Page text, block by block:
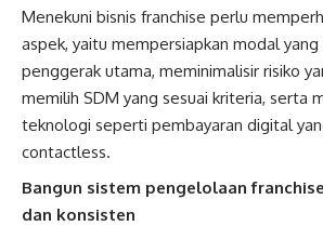
Menekuni bisnis franchise perlu
aspek, yaitu mempersiapkan modal yang
penggerak utama, meminimalisir risiko
memilih SDM yang sesuai kriteria, serta
teknologi seperti pembayaran digital
contactless.
Bangun sistem pengelolaan
dan konsisten